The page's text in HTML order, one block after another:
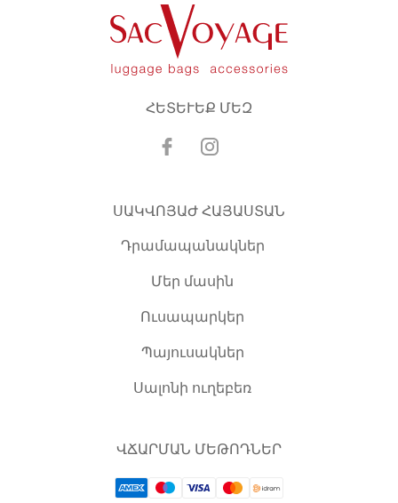
ՀԵՏԵՒԵՔ ՄԵԶ
ՍԱԿՎՈՅԱԺ ՀԱՅԱՍՏԱՆ
Դրամապանակներ
Մեր մասին
Ուսապարկեր
Պայուսակներ
Սալոնի ուղեբեռ
ՎՃԱՐՄԱՆ ՄԵԹՈԴՆԵՐ